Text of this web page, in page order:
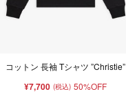
コットン 長袖 Tシャツ ”Christie”
¥7,700 (税込) 50%OFF